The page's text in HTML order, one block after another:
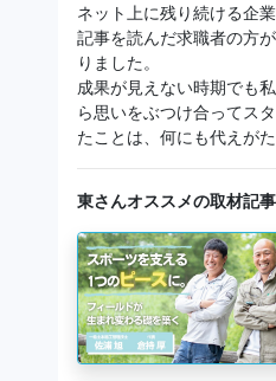
ネット上に残り続ける企
記事を読んだ求職者の方
りました。
成果が見えない時期でも
ら思いをぶつけ合ってス
たことは、何にも代えが
東さんオススメの取材記